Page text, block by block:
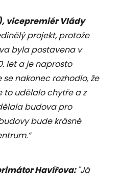
vicepremiér Vlády
projekt, protože
byla postavena v
let a je naprosto
se nakonec rozhodlo, že
to udělalo chytře a z
budova pro
bude krásné
Havířova: "Já